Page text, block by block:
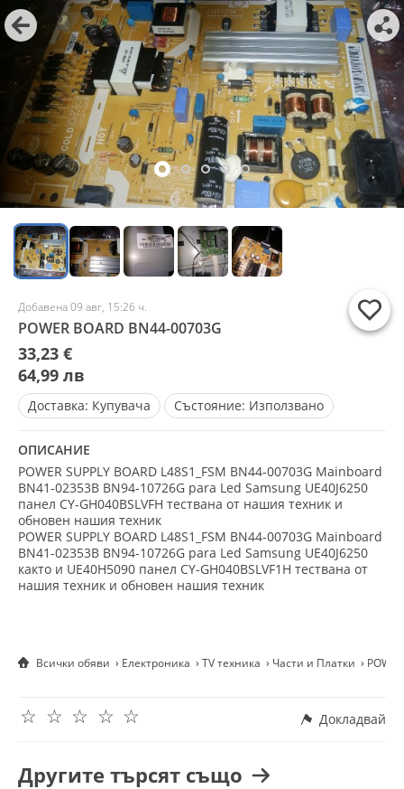
Добавена 09 авг, 15:26 ч.
POWER BOARD BN44-00703G
33,23 €
64,99 лв
Доставка: Купувача Състояние: Използвано
ОПИСАНИЕ
POWER SUPPLY BOARD L48S1_FSM BN44-00703G Mainboard
BN41-02353B BN94-10726G para Led Samsung UE40J6250
панел CY-GH040BSLVFH тествана от нашия техник и
обновен нашия техник
POWER SUPPLY BOARD L48S1_FSM BN44-00703G Mainboard
BN41-02353B BN94-10726G para Led Samsung UE40J6250
както и UE40H5090 панел CY-GH040BSLVF1H тествана от
нашия техник и обновен нашия техник
Всички обяви Електроника TV техника Части и Платки
☆
☆
☆
☆
☆ Докладвай
Другите търсят също